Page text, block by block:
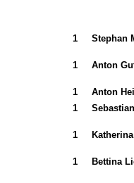
1 Stephan
1 Anton
1
Anton
1
1
1 Bettina